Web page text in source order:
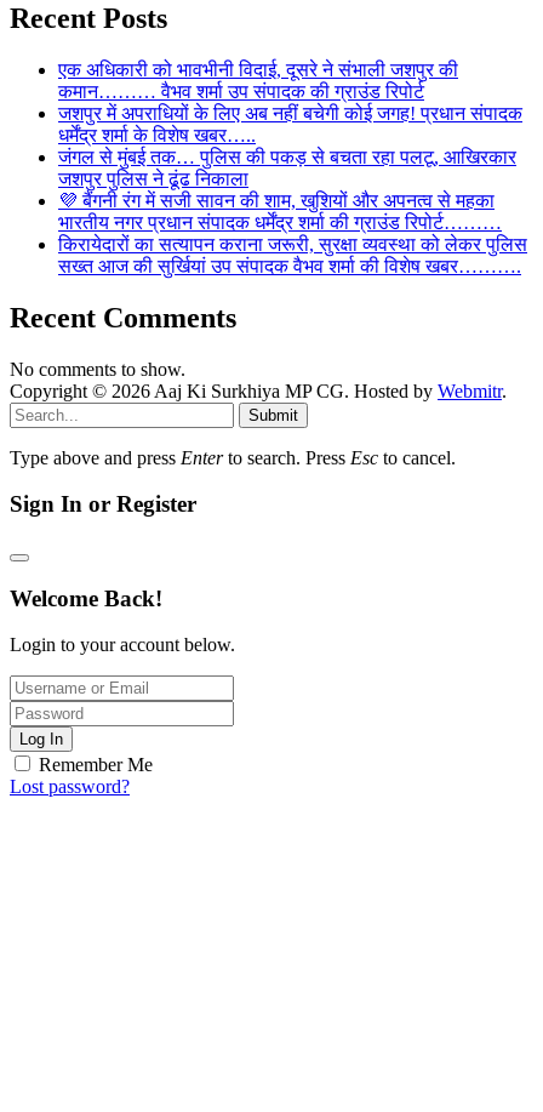
Recent Posts
एक अधिकारी को भावभीनी विदाई, दूसरे ने संभाली जशपुर की
कमान……… वैभव शर्मा उप संपादक की ग्राउंड रिपोर्ट
जशपुर में अपराधियों के लिए अब नहीं बचेगी कोई जगह! प्रधान संपादक
धर्मेंद्र शर्मा के विशेष खबर…..
जंगल से मुंबई तक… पुलिस की पकड़ से बचता रहा पलटू, आखिरकार
जशपुर पुलिस ने ढूंढ निकाला
💜 बैंगनी रंग में सजी सावन की शाम, खुशियों और अपनत्व से महका
भारतीय नगर प्रधान संपादक धर्मेंद्र शर्मा की ग्राउंड रिपोर्ट………
किरायेदारों का सत्यापन कराना जरूरी, सुरक्षा व्यवस्था को लेकर पुलिस
सख्त आज की सुर्खियां उप संपादक वैभव शर्मा की विशेष खबर……….
Recent Comments
No comments to show.
Copyright © 2026 Aaj Ki Surkhiya MP CG. Hosted by Webmitr.
Submit
Type above and press Enterto search. Press Esc to cancel.
Sign In or Register
Welcome Back!
Login to your account below.
Log In
Remember Me
Lost password?